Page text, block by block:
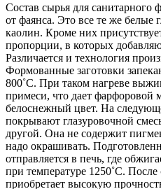
Состав сырья для санитарного
от фаянса. Это все те же белые
каолин. Кроме них
пропорции, в которых
Различается и технология
Формованные заготовки
800˚С. При таком нагреве
примеси, что дает фарфоровой
белоснежный цвет. На
покрывают глазуровочной
другой. Она не содержит
надо окрашивать.
отправляется в печь, где
при температуре 1250˚С.
приобретает высокую